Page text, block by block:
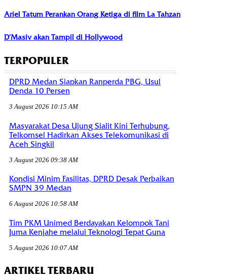
Ariel Tatum Perankan Orang Ketiga di film La Tahzan
D’Masiv akan Tampil di Hollywood
TERPOPULER
DPRD Medan Siapkan Ranperda PBG, Usul
Denda 10 Persen
3 August 2026 10:15 AM
Masyarakat Desa Ujung Sialit Kini Terhubung,
Telkomsel Hadirkan Akses Telekomunikasi di
Aceh Singkil
3 August 2026 09:38 AM
Kondisi Minim Fasilitas, DPRD Desak Perbaikan
SMPN 39 Medan
6 August 2026 10:58 AM
Tim PKM Unimed Berdayakan Kelompok Tani
Juma Kenjahe melalui Teknologi Tepat Guna
5 August 2026 10:07 AM
ARTIKEL TERBARU